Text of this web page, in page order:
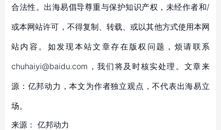
合法性。出海易倡导尊重与保护知识产权，未经作者和/
或本网站许可，不得复制、转载、或以其他方式使用本网
站内容。如发现本站文章存在版权问题，烦请联系
chuhaiyi@baidu.com，我们将及时核实处理。文章来
源：亿邦动力，本文为作者独立观点，不代表出海易立
场。
来源： 亿邦动力